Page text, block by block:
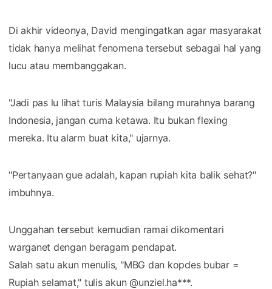
Di akhir videonya, David mengingatkan agar masyarakat
tidak hanya melihat fenomena tersebut sebagai hal yang
lucu atau membanggakan.
"Jadi pas lu lihat turis Malaysia bilang murahnya barang
Indonesia, jangan cuma ketawa. Itu bukan flexing
mereka. Itu alarm buat kita," ujarnya.
"Pertanyaan gue adalah, kapan rupiah kita balik sehat?"
imbuhnya.
Unggahan tersebut kemudian ramai dikomentari
warganet dengan beragam pendapat.
Salah satu akun menulis, "MBG dan kopdes bubar =
Rupiah selamat," tulis akun @unziel.ha***.